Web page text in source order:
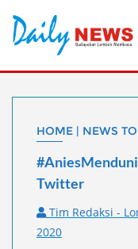
content
HOME | NEWS
Twitter
Tim Redaksi -
2020